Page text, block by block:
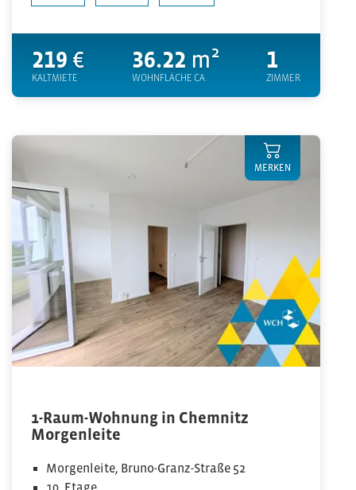
219 €
KALTMIETE
36.22 m²
WOHNFLÄCHE CA.
1
ZIMMER
1-Raum-Wohnung in Chemnitz
Morgenleite
Morgenleite, Bruno-Granz-Straße 52
MERKEN